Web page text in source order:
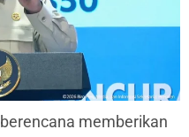
memberikan